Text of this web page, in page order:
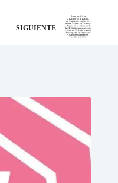
SIGUIENTE